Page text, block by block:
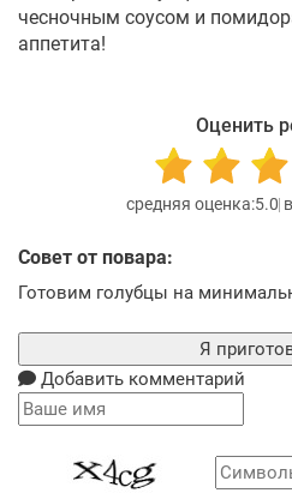
чесночным соусом и
аппетита!
Оценить
5.0
Совет от повара:
Готовим голубцы на
Я
Добавить комментарий